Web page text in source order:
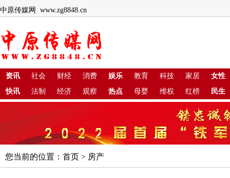
中原传媒网 www.zg8848.cn
资讯 社会 财经 消费 娱乐 教育 科技 家居
女性
快讯
法制 经济 观察 热点 母婴 维权 红榜 民生
您当前的位置： 首页 > 房产